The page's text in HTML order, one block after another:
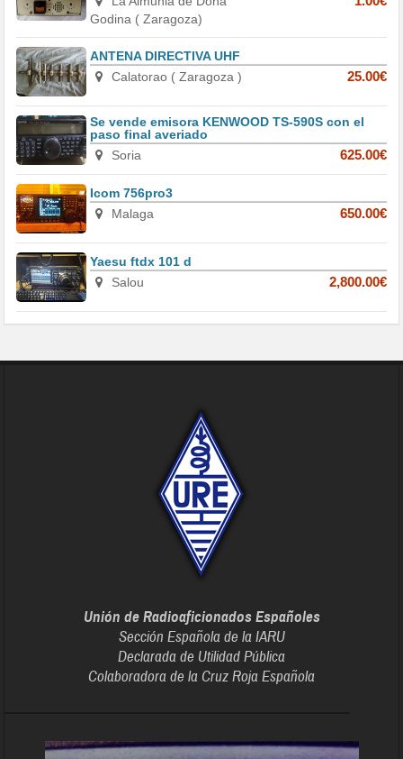
Godina ( Zaragoza)
ANTENA DIRECTIVA UHF
Calatorao ( Zaragoza )
25.00€
Se vende emisora KENWOOD TS-590S con el
paso final averiado
Soria
625.00€
Icom 756pro3
Malaga
650.00€
Yaesu ftdx 101 d
Salou
2,800.00€
Unión de Radioaficionados Españoles
Sección Española de la IARU
Declarada de Utilidad Pública
Colaboradora de la Cruz Roja Española